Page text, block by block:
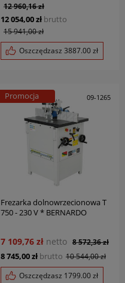
12 054,00 zł brutto
15 941,00 zł
Oszczędzasz 3887.00zł
12 960,16 zł
09-1265
Frezarka dolnowrzecionowa T
750 - 230 V * BERNARDO
8 745,00 zł brutto 10 544,00 zł
Oszczędzasz 1799.00zł
7 109,76 zł netto 8 572,36 zł
Promocja